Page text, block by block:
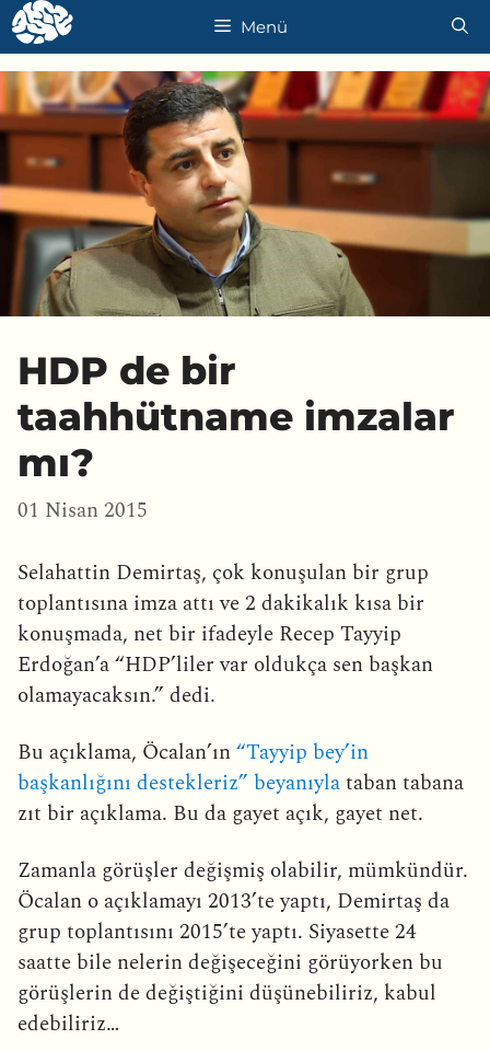
İçeriğe
atla
Menü
HDP de bir
taahhütname imzalar
mı?
01 Nisan 2015
Selahattin Demirtaş, çok konuşulan bir grup
toplantısına imza attı ve 2 dakikalık kısa bir
konuşmada, net bir ifadeyle Recep Tayyip
Erdoğan’a “HDP’liler var oldukça sen başkan
olamayacaksın.” dedi.
Bu açıklama, Öcalan’ın“Tayyip bey’in
başkanlığını destekleriz” beyanıylataban tabana
zıt bir açıklama. Bu da gayet açık, gayet net.
Zamanla görüşler değişmiş olabilir, mümkündür.
Öcalan o açıklamayı 2013’te yaptı, Demirtaş da
grup toplantısını 2015’te yaptı. Siyasette 24
saatte bile nelerin değişeceğini görüyorken bu
görüşlerin de değiştiğini düşünebiliriz, kabul
edebiliriz…